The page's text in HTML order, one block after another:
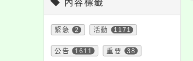
內容標籤
緊急 2 活動 1171
公告 1611 重要 38
與合作」實體講座，
期三)下午辦理，歡迎